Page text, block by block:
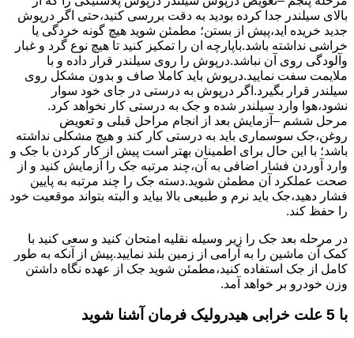
بالای سیلندر جدا کرده بودید به دقت بررسی کنید،حتی اگر درپوش
جدید خریده اید،پیش از بستن؛ مطمئن شوید هیچ گونه خردگی یا
خراشی نداشته باشد.باپارچه ان را تمکیز کنید تا هیچ نوع گرد و غبار
وآلودگی روی آن نباشد.درپوش را روی سیلندر قرار داده و با
ملایمت سفت نمایید.درپوش باید کاملا صاف و بدون مشکل روی
سیلندر قرار بگیرد.اگر درپوش به درستی در جای خود سوار
نشود،هوا وارد سیلندر شده و جک به درستی کار نخواهد کرد.
مرحل ششم –آزمایش بعد از انجام مراحل قبلی و تعویض
روغن،جک سوسماری باید به درستی کار کند و هیچ مشکلی نداشته
باشد؛ با این حال برای اطمینان بهتر است پیش از کار کردن با جک و
وارد آوردن فشار اضافی به آن،چند مرتبه جک را آزمایش کنید و از
صحت عملکرد آن مطمئن شوید.دسته جک را چند مرتبه به پایین
فشار دهید،جک باید نرم و طبیعی بالا بیاید و البته بتواند موقعیت خود
را حفظ کند.
در مرحله بعد جک را زیر وسیله نقلیه امتحان کنید و سعی کنید با
کمک آن ماشین را به آرامی از زمین بلند نمایید.پیش از آنکه به طور
کامل از جک استفاده کنید،مطمئن شوید جک از عهده نگاه داشتن
وزن خودرو بر خواهد آمد.
با 5 علت خرابی هیدرولیک فرمان آشنا شوید